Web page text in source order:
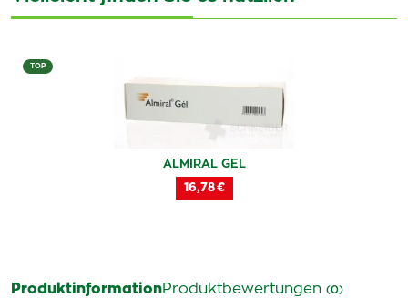
TOP
ALMIRAL GEL
16,78 €
ProduktinformationProduktbewertungen (0)